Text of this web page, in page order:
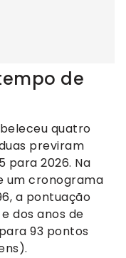
de
quatro
previram
para 2026. Na
um cronograma
a pontuação
dos anos de
93 pontos